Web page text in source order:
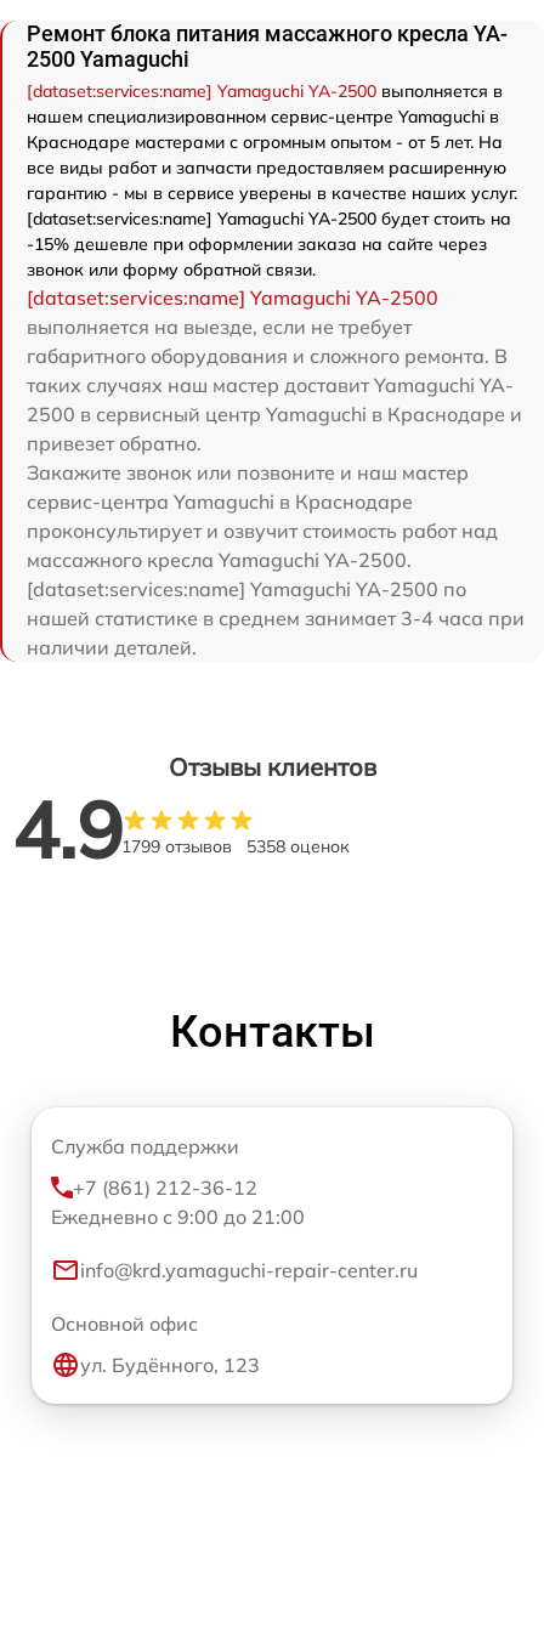
Ремонт блока питания массажного кресла YA-
2500 Yamaguchi
[dataset:services:name] Yamaguchi YA-2500 выполняется в
нашем специализированном сервис-центре Yamaguchi в
Краснодаре мастерами с огромным опытом - от 5 лет. На
все виды работ и запчасти предоставляем расширенную
гарантию - мы в сервисе уверены в качестве наших услуг.
[dataset:services:name] Yamaguchi YA-2500 будет стоить на
-15% дешевле при оформлении заказа на сайте через
звонок или форму обратной связи.
[dataset:services:name] Yamaguchi YA-2500
выполняется на выезде, если не требует
габаритного оборудования и сложного ремонта. В
таких случаях наш мастер доставит Yamaguchi YA-
2500 в сервисный центр Yamaguchi в Краснодаре и
привезет обратно.
Закажите звонок или позвоните и наш мастер
сервис-центра Yamaguchi в Краснодаре
проконсультирует и озвучит стоимость работ над
массажного кресла Yamaguchi YA-2500.
[dataset:services:name] Yamaguchi YA-2500 по
нашей статистике в среднем занимает 3-4 часа при
наличии деталей.
Отзывы клиентов
4.91799 отзывов 5358 оценок
Контакты
Служба поддержки
+7 (861) 212-36-12
Ежедневно с 9:00 до 21:00
info@krd.yamaguchi-repair-center.ru
Основной офис
ул. Будённого, 123